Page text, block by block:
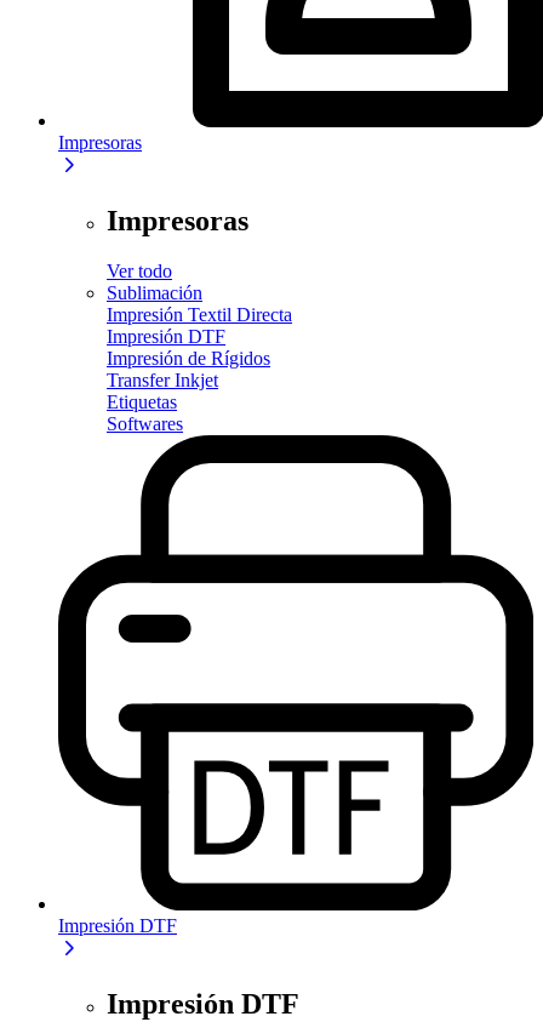
Impresoras
Impresoras
Ver todo
Sublimación
Impresión Textil Directa
Impresión DTF
Impresión de Rígidos
Transfer Inkjet
Etiquetas
Softwares
Impresión DTF
Impresión DTF